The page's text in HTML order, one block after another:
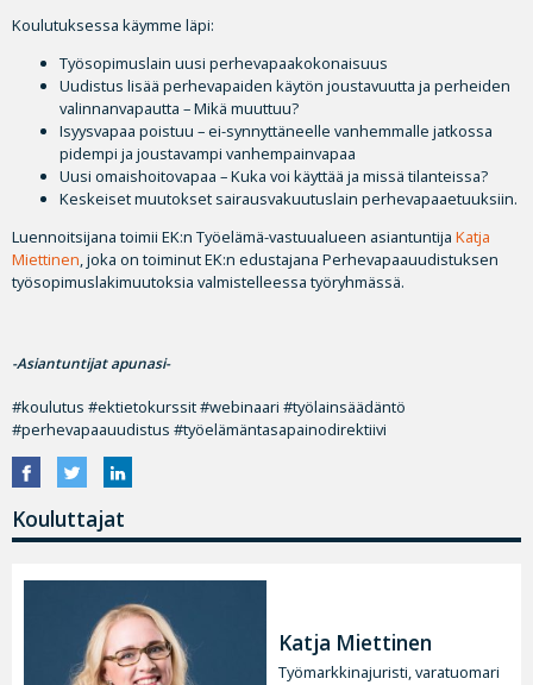
Koulutuksessa käymme läpi:
Työsopimuslain uusi perhevapaakokonaisuus
Uudistus lisää perhevapaiden käytön joustavuutta ja perheiden
valinnanvapautta – Mikä muuttuu?
Isyysvapaa poistuu – ei-synnyttäneelle vanhemmalle jatkossa
pidempi ja joustavampi vanhempainvapaa
Uusi omaishoitovapaa – Kuka voi käyttää ja missä tilanteissa?
Keskeiset muutokset sairausvakuutuslain perhevapaaetuuksiin.
Luennoitsijana toimii EK:n Työelämä-vastuualueen asiantuntija Katja
Miettinen, joka on toiminut EK:n edustajana Perhevapaauudistuksen
työsopimuslakimuutoksia valmistelleessa työryhmässä.
-Asiantuntijat apunasi-
#koulutus #ektietokurssit #webinaari #työlainsäädäntö
#perhevapaauudistus #työelämäntasapainodirektiivi
Kouluttajat
Katja Miettinen
Työmarkkinajuristi, varatuomari